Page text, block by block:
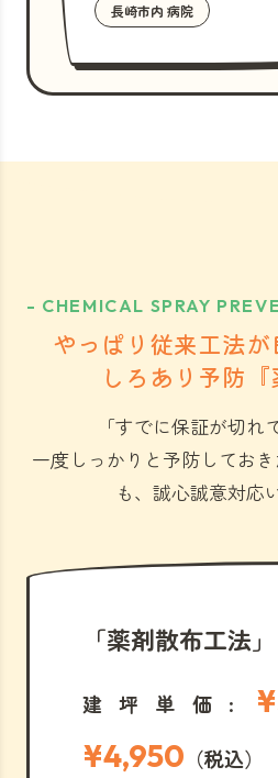
長崎市内 病院
- CHEMICAL SPRAY
やっぱり従来工法
しろあり予防『
「すでに保証が切れ
一度しっかりと予防しておき
も、誠心誠意対応
「薬剤散布工法」
建坪単価:
¥4,950 （税込）